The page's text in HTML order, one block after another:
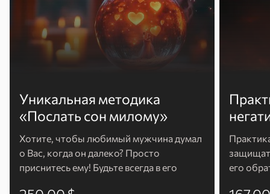
Уникальная методика
«Послать сон милому»
Хотите, чтобы любимый мужчина думал
о Вас, когда он далеко? Просто
приснитесь ему! Будьте всегда в его
его